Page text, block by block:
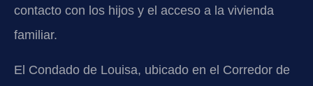
contacto con los hijos y el acceso a la vivienda
familiar.
El Condado de Louisa, ubicado en el Corredor de